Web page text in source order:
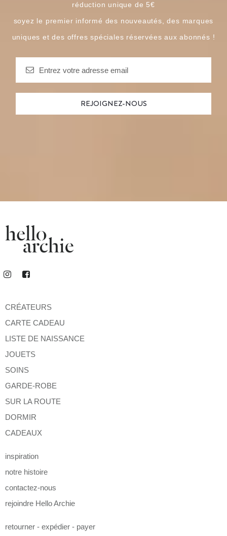
réduction unique de 5€
soyez le premier informé des nouveautés, des marques
uniques et des offres spéciales réservées aux abonnés !
CRÉATEURS
CARTE CADEAU
LISTE DE NAISSANCE
JOUETS
SOINS
GARDE-ROBE
SUR LA ROUTE
DORMIR
CADEAUX
inspiration
notre histoire
contactez-nous
rejoindre Hello Archie
retourner - expédier - payer